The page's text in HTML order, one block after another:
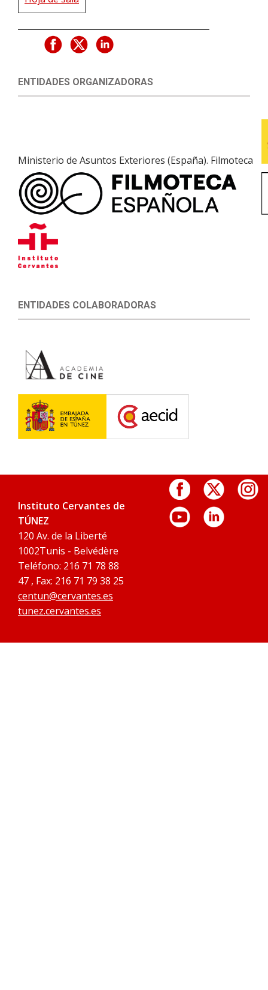
ENTIDADES ORGANIZADORAS
Ministerio de Asuntos Exteriores (España). Filmoteca
ENTIDADES COLABORADORAS
Instituto Cervantes de
TÚNEZ
120 Av. de la Liberté
1002Tunis - Belvédère
Teléfono: 216 71 78 88
47 , Fax: 216 71 79 38 25
centun@cervantes.es
tunez.cervantes.es